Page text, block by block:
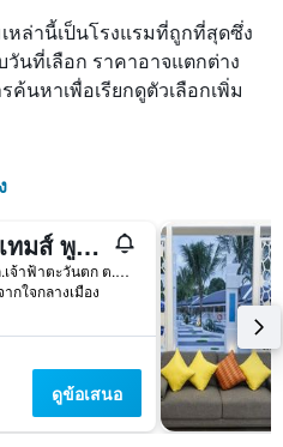
หล่านี้เป็นโรงแรมที่ถูกที่สุดซึ่ง
นที่เลือก ราคาอาจแตกต่าง
นหาเพื่อเรียกดูตัวเลือกเพิ่ม
เดอะเทมส์ พูลแอคเซส รีสอร์ท SHA+
77 ม.8 ถ.เจ้าฟ้าตะวันตก ต.ฉลอง, ฉลอง, ประเทศไทย
กใจกลางเมือง
ดูข้อเสนอ